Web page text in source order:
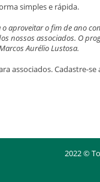
simples e rápida.
aproveitar o fim de ano
nossos associados. O
Aurélio Lustosa.
associados. Cadastre-
2022 ©